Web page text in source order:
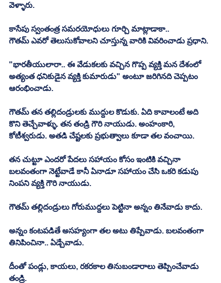
వెళ్ళారు.
కాసేపు స్వంతంత్ర సమరయోధులు గూర్చి మాట్లాడాకా..
గౌతమ్ ఎవరో తెలుసుకోవాలని చూస్తున్న వారికి వివరించాడు ప్రధాని.
"భారతీయులారా.. ఈ వేడుకలకు వచ్చిన గొప్ప వ్యక్తి మన దేశంలో
అత్యంత ధనికుడైన వ్యక్తి కుమారుడు" అంటూ జరిగినది చెప్పటం
ఆరంభించాడు.
గౌతమ్ తన తల్లిదండ్రులకు ముద్దుల కొడుకు. ఏది కావాలంటే అది
కొని తెచ్చేవాళ్ళు. తన తండ్రి గౌరి నాయుడు. అంహంకారి,
కోటీశ్వరుడు. అతడి చేష్టలకు ప్రభుత్వాలు కూడా తల వంచాయి.
తన చుట్టూ ఎందరో పేదలు సహాయం కోసం ఇంటికి వచ్చినా
బలవంతంగా నెట్టేవాడే కానీ ఏనాడూ సహాయం చేసి ఒకరి కడుపు
నింపని వ్యక్తి గౌరి నాయుడు.
గౌతమ్ తల్లిదండ్రులు గోరుముద్దలు పెట్టినా అన్నం తినేవాడు కాదు.
అన్నం కంటపడితే అసహ్యంగా తల అటు తిప్పేవాడు. బలవంతంగా
తినిపించినా.. ఏడ్చేవాడు.
దీంతో పండ్లు, కాయలు, రకరకాల తినుబండారాలు తెప్పించేవాడు
తండ్రి.